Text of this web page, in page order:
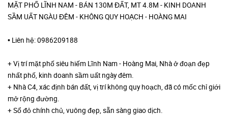
MẶT PHỐ LĨNH NAM - BÁN 130M ĐẤT, MT 4.8M - KINH DOANH
SẦM UẤT NGÀU ĐÊM - KHÔNG QUY HOẠCH - HOÀNG MAI
• Liên hệ: 0986209188
+ Vị trí mặt phố siêu hiếm Lĩnh Nam - Hoàng Mai, Nhà ở đoạn đẹp
nhất phố, kinh doanh sầm uất ngày đêm.
+ Nhà C4, xác định bán đất, vị trí không quy hoạch, đã có mốc chỉ giới
mở rộng đường.
+ Sổ đỏ chính chủ, vuông đẹp, sẵn sàng giao dịch.